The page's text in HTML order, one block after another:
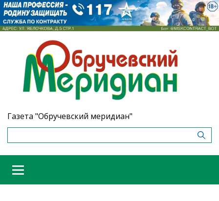
Газета "Обручевский меридиан"